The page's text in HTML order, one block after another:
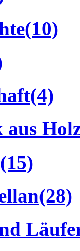
(10)
(4)
aus
(15)
(28)